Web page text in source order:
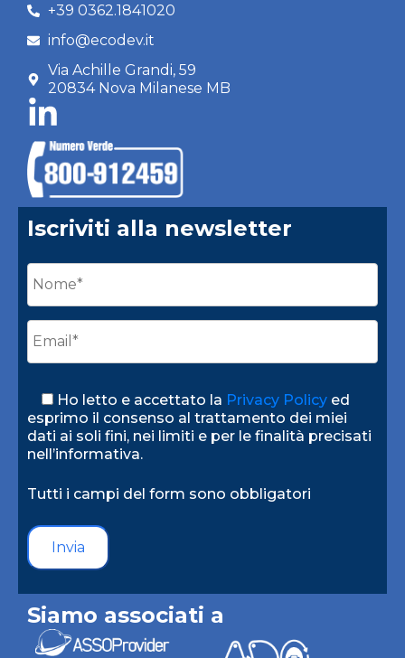
+39 0362.1841020
info@ecodev.it
Via Achille Grandi, 59
20834 Nova Milanese MB
Iscriviti alla newsletter
Ho letto e accettato la Privacy Policy ed
esprimo il consenso al trattamento dei miei
dati ai soli fini, nei limiti e per le finalità precisati
nell’informativa.
Tutti i campi del form sono obbligatori
Siamo associati a